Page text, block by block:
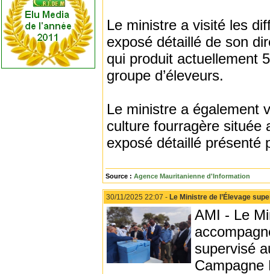
Le ministre a visité les
exposé détaillé de son
qui produit actuellement
groupe d’éleveurs.
Le ministre a également
culture fourragère située
exposé détaillé présenté
Source : Agence Mauritanienne d'Information
30/11/2025 22:07 - Le Ministre de l’Élevage
AMI - Le
supervisé
Campagne